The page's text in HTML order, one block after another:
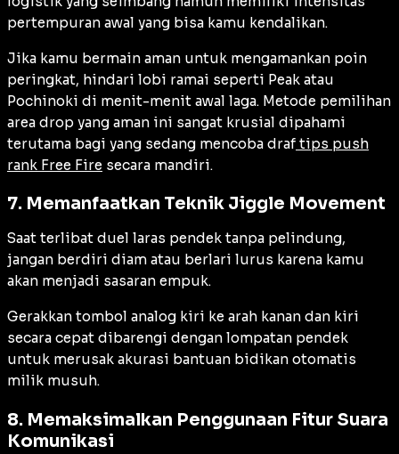
pertempuran awal yang bisa kamu kendalikan.
Jika kamu bermain aman untuk mengamankan poin
peringkat, hindari lobi ramai seperti Peak atau
Pochinoki di menit-menit awal laga. Metode pemilihan
area drop yang aman ini sangat krusial dipahami
terutama bagi yang sedang mencoba draf tips push
rank Free Fire secara mandiri.
7. Memanfaatkan Teknik Jiggle Movement
Saat terlibat duel laras pendek tanpa pelindung,
jangan berdiri diam atau berlari lurus karena kamu
akan menjadi sasaran empuk.
Gerakkan tombol analog kiri ke arah kanan dan kiri
secara cepat dibarengi dengan lompatan pendek
untuk merusak akurasi bantuan bidikan otomatis
milik musuh.
8. Memaksimalkan Penggunaan Fitur Suara
Komunikasi